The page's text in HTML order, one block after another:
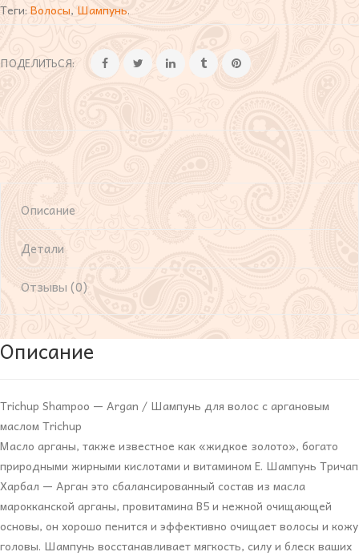
Теги: Волосы, Шампунь.
ПОДЕЛИТЬСЯ:
Описание
Детали
Отзывы (0)
Описание
Trichup Shampoo — Argan / Шампунь для волос с аргановым
маслом Trichup
Масло арганы, также известное как «жидкое золото», богато
природными жирными кислотами и витамином Е. Шампунь Тричап
Харбал — Арган это сбалансированный состав из масла
марокканской арганы, провитамина B5 и нежной очищающей
основы, он хорошо пенится и эффективно очищает волосы и кожу
головы. Шампунь восстанавливает мягкость, силу и блеск ваших